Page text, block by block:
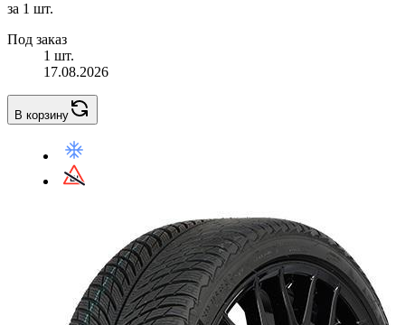
за 1 шт.
Под заказ
1 шт.
17.08.2026
В корзину